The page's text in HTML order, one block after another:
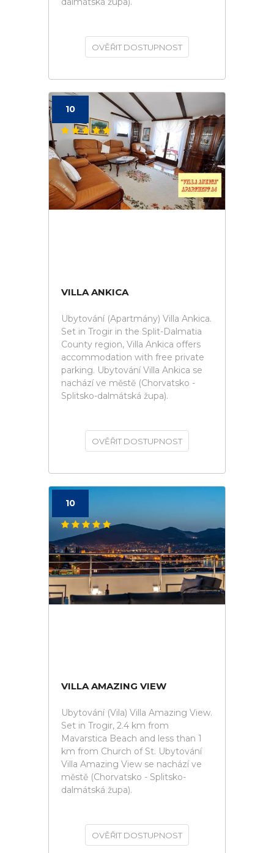
OVĚŘIT DOSTUPNOST
10
VILLA ANKICA
Ubytování (Apartmány) Villa Ankica.
Set in Trogir in the Split-Dalmatia
County region, Villa Ankica offers
accommodation with free private
parking. Ubytování Villa Ankica se
nachází ve městě (Chorvatsko -
Splitsko-dalmátská župa).
OVĚŘIT DOSTUPNOST
10
VILLA AMAZING VIEW
Ubytování (Vila) Villa Amazing View.
Set in Trogir, 2.4 km from
Mavarstica Beach and less than 1
km from Church of St. Ubytování
Villa Amazing View se nachází ve
městě (Chorvatsko - Splitsko-
dalmátská župa).
OVĚŘIT DOSTUPNOST